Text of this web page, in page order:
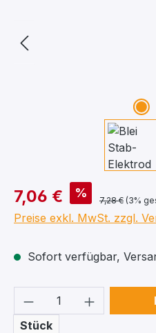
7,06 € %
7,28 € (3%
Preise exkl. MwSt. zzgl.
Sofort verfügbar,
Produkt Anzahl:
Stück